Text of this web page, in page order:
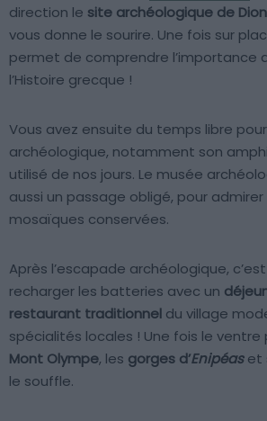
direction le site archéologique de Dion
vous donne le sourire. Une fois sur
permet de comprendre l’importance
l’Histoire grecque !
Vous avez ensuite du temps libre
archéologique, notamment son
utilisé de nos jours. Le musée
aussi un passage obligé, pour
mosaïques conservées.
Après l’escapade archéologique,
recharger les batteries avec un
restaurant traditionnel du village
spécialités locales ! Une fois le ventre
Mont Olympe, les gorges d’Enipéaset
le souffle.